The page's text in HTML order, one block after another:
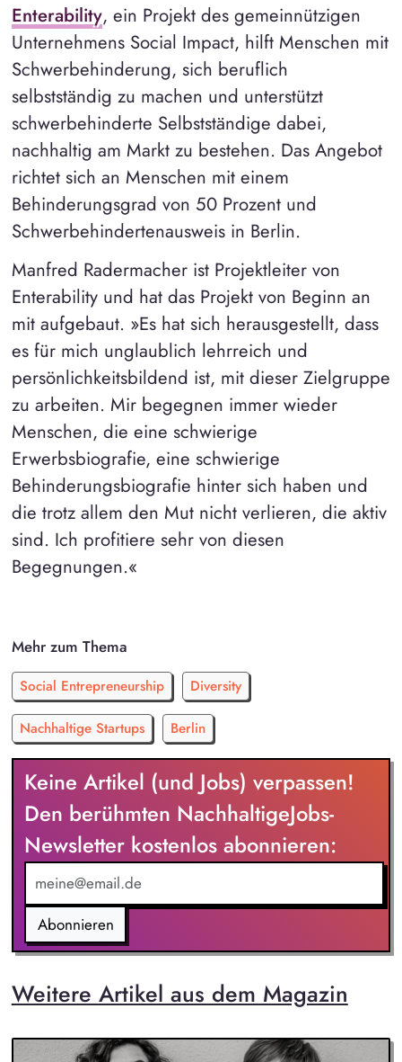
Enterability, ein Projekt des gemeinnützigen
Unternehmens Social Impact, hilft Menschen mit
Schwerbehinderung, sich beruflich
selbstständig zu machen und unterstützt
schwerbehinderte Selbstständige dabei,
nachhaltig am Markt zu bestehen. Das Angebot
richtet sich an Menschen mit einem
Behinderungsgrad von 50 Prozent und
Schwerbehindertenausweis in Berlin.
Manfred Radermacher ist Projektleiter von
Enterability und hat das Projekt von Beginn an
mit aufgebaut. »Es hat sich herausgestellt, dass
es für mich unglaublich lehrreich und
persönlichkeitsbildend ist, mit dieser Zielgruppe
zu arbeiten. Mir begegnen immer wieder
Menschen, die eine schwierige
Erwerbsbiografie, eine schwierige
Behinderungsbiografie hinter sich haben und
die trotz allem den Mut nicht verlieren, die aktiv
sind. Ich profitiere sehr von diesen
Begegnungen.«
Mehr zum Thema
Social Entrepreneurship Diversity
Nachhaltige Startups Berlin
Keine Artikel (und Jobs) verpassen!
Den berühmten NachhaltigeJobs-
Newsletter kostenlos abonnieren:
Abonnieren
Weitere Artikel aus dem Magazin